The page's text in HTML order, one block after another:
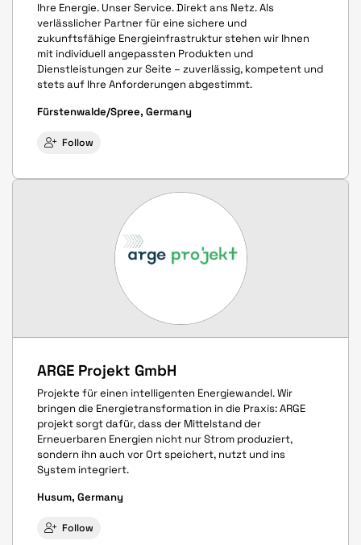
Ihre Energie. Unser Service. Direkt ans Netz. Als
verlässlicher Partner für eine sichere und
zukunftsfähige Energieinfrastruktur stehen wir Ihnen
mit individuell angepassten Produkten und
Dienstleistungen zur Seite – zuverlässig, kompetent und
stets auf Ihre Anforderungen abgestimmt.
Fürstenwalde/Spree, Germany
Follow
ARGE Projekt GmbH
Projekte für einen intelligenten Energiewandel. Wir
bringen die Energietransformation in die Praxis: ARGE
projekt sorgt dafür, dass der Mittelstand der
Erneuerbaren Energien nicht nur Strom produziert,
sondern ihn auch vor Ort speichert, nutzt und ins
System integriert.
Husum, Germany
Follow